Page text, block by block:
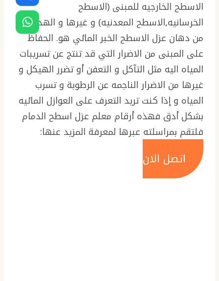
الاسطح الخارجيه للمبنى (الاسطح
الخرسانيه,الاسطح المعدنيه) و غيرها و الهدف
من دهان عزل الاسطح الخبر المائي هو. الحفاظ
على المبنى من الاضرار التي قد تنتج عن تسريبات
المياه اليه مثل التآكل و التعفن أو تضرر الهيكل و
غيرها من الاضرار الناجمه عن الرطوبة و تسرب
المياه و إذا كنت تريد التعرف على العوازل المائيه
بشكل أدق فهذه أرقام معلم عزل اسطح الدمام
فلتقم بمراسلته عبرها لمعرفة المزيد عنها:
اتصل الان